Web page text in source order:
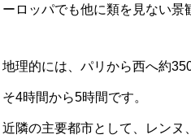
ーロッパでも他に類を見ない景
地理的には、パリから西へ約
そ4時間から5時間です。
近隣の主要都市として、レンヌ